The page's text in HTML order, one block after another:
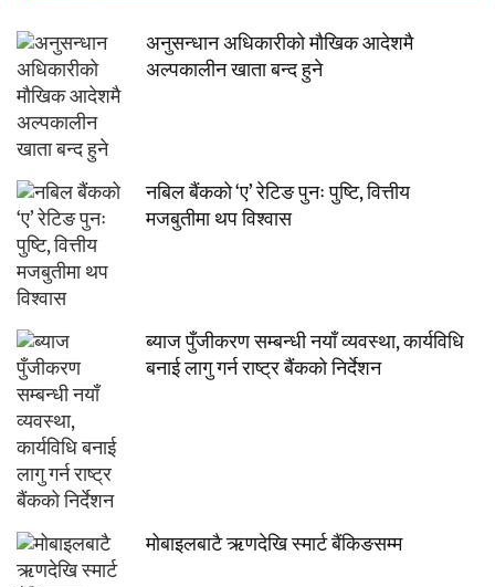
अनुसन्धान अधिकारीकाे माैखिक आदेशमै
अल्पकालीन खाता बन्द हुने
नबिल बैंकको ‘ए’ रेटिङ पुनः पुष्टि, वित्तीय
मजबुतीमा थप विश्वास
ब्याज पुँजीकरण सम्बन्धी नयाँ व्यवस्था, कार्यविधि
बनाई लागु गर्न राष्ट्र बैंकको निर्देशन
मोबाइलबाटै ऋणदेखि स्मार्ट बैंकिङसम्म